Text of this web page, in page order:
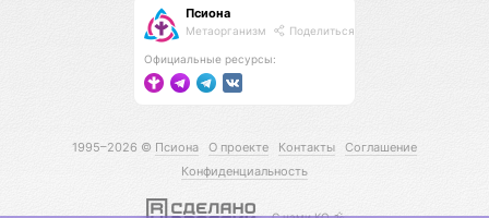
Псиона
Метаорганизм Поделиться
Официальные ресурсы:
1995–2026 © Псиона О проекте Контакты
Соглашение
Конфиденциальность